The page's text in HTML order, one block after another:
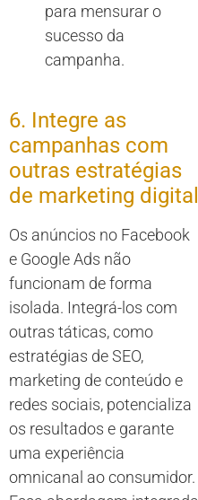
para mensurar o
sucesso da
campanha.
6. Integre as
campanhas com
outras estratégias
de marketing digital
Os anúncios no Facebook
e Google Ads não
funcionam de forma
isolada. Integrá-los com
outras táticas, como
estratégias de SEO,
marketing de conteúdo e
redes sociais, potencializa
os resultados e garante
uma experiência
omnicanal ao consumidor.